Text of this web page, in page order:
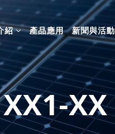
紹 產品應用 新聞與活動
XX